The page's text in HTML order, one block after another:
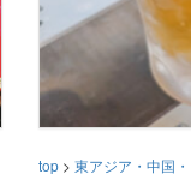
top > 東アジア・中国